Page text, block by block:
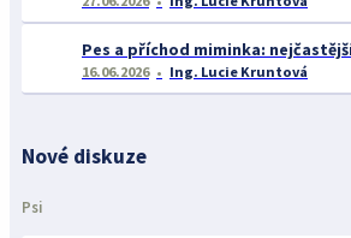
16.06.2026 Ing. Lucie Kruntová
Nové diskuze
Psi